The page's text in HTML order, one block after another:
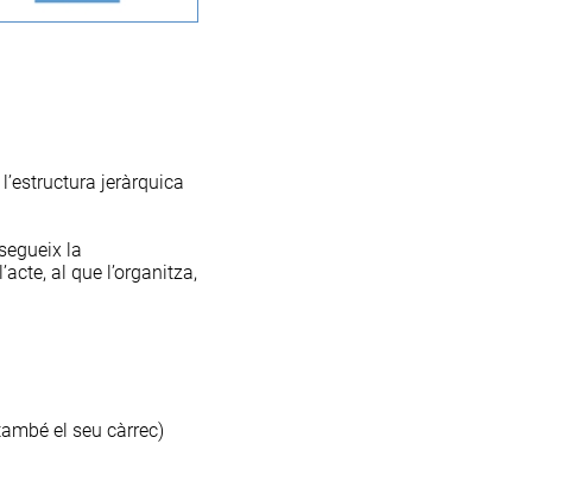
jeràrquica
la
al que l’organitza,
el seu càrrec)